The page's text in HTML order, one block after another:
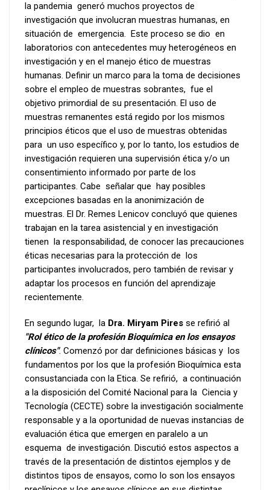
la pandemia generó muchos proyectos de
investigación que involucran muestras humanas, en
situación de emergencia. Este proceso se dio en
laboratorios con antecedentes muy heterogéneos en
investigación y en el manejo ético de muestras
humanas. Definir un marco para la toma de decisiones
sobre el empleo de muestras sobrantes, fue el
objetivo primordial de su presentación. El uso de
muestras remanentes está regido por los mismos
principios éticos que el uso de muestras obtenidas
para un uso específico y, por lo tanto, los estudios de
investigación requieren una supervisión ética y/o un
consentimiento informado por parte de los
participantes. Cabe señalar que hay posibles
excepciones basadas en la anonimización de
muestras. El Dr. Remes Lenicov concluyó que quienes
trabajan en la tarea asistencial y en investigación
tienen la responsabilidad, de conocer las precauciones
éticas necesarias para la protección de los
participantes involucrados, pero también de revisar y
adaptar los procesos en función del aprendizaje
recientemente.
En segundo lugar, la Dra. Miryam Pires se refirió al
"Rol ético de la profesión Bioquímica en los ensayos
clínicos". Comenzó por dar definiciones básicas y los
fundamentos por los que la profesión Bioquímica esta
consustanciada con la Etica. Se refirió, a continuación
a la disposición del Comité Nacional para la Ciencia y
Tecnología (CECTE) sobre la investigación socialmente
responsable y a la oportunidad de nuevas instancias de
evaluación ética que emergen en paralelo a un
esquema de investigación. Discutió estos aspectos a
través de la presentación de distintos ejemplos y de
distintos tipos de ensayos, como lo son los ensayos